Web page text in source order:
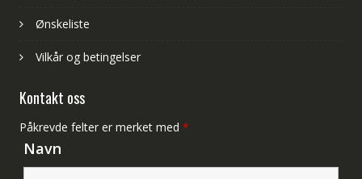
Ønskeliste
Vilkår og betingelser
Kontakt oss
Påkrevde felter er merket med *
Navn